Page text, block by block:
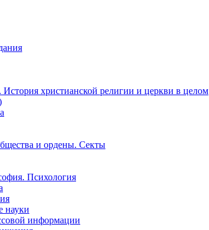
христианской религии и церкви в целом
и ордены. Секты
Психология
науки
информации